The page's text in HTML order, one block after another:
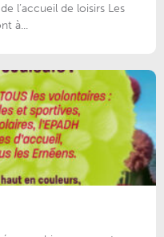
l’accueil de loisirs Les
à...